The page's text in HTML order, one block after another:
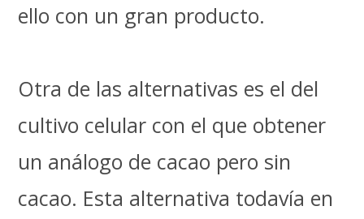
ello con un gran producto.
Otra de las alternativas es el del
cultivo celular con el que obtener
un análogo de cacao pero sin
cacao. Esta alternativa todavía en